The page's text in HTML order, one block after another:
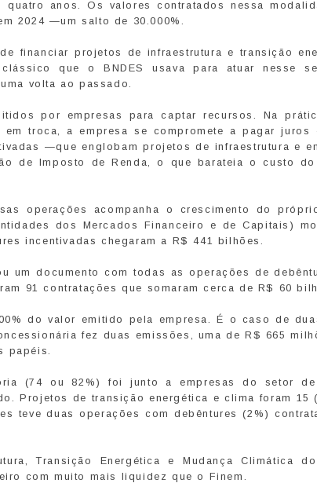
quatro anos. Os valores contratados nessa
2024 —um salto de 30.000%.
financiar projetos de infraestrutura e transição
que o BNDES usava para atuar nesse
volta ao passado.
por empresas para captar recursos. Na
em troca, a empresa se compromete a pagar
—que englobam projetos de infraestrutura e
de Imposto de Renda, o que barateia o custo do
operações acompanha o crescimento do
dos Mercados Financeiro e de Capitais)
incentivadas chegaram a R$ 441 bilhões.
um documento com todas as operações de
91 contratações que somaram cerca de R$ 60
do valor emitido pela empresa. É o caso de
fez duas emissões, uma de R$ 665
papéis.
(74 ou 82%) foi junto a empresas do setor
Projetos de transição energética e clima foram 15
teve duas operações com debêntures (2%)
Transição Energética e Mudança Climática
com muito mais liquidez que o Finem.